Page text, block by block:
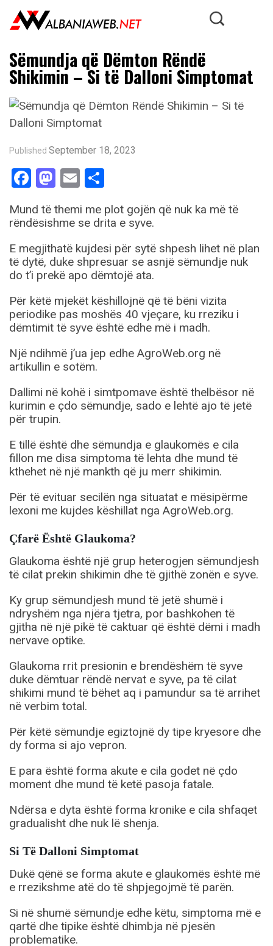
Sëmundja që Dëmton Rëndë
Shikimin – Si të Dalloni Simptomat
Published September 18, 2023
Facebook
Mastodon
Email
Mund të themi me plot gojën që nuk ka më të
rëndësishme se drita e syve.
E megjithatë kujdesi për sytë shpesh lihet në plan
të dytë, duke shpresuar se asnjë sëmundje nuk
do t’i prekë apo dëmtojë ata.
Për këtë mjekët këshillojnë që të bëni vizita
periodike pas moshës 40 vjeçare, ku rreziku i
dëmtimit të syve është edhe më i madh.
Një ndihmë j’ua jep edhe AgroWeb.org në
artikullin e sotëm.
Dallimi në kohë i simtpomave është thelbësor në
kurimin e çdo sëmundje, sado e lehtë ajo të jetë
për trupin.
E tillë është dhe sëmundja e glaukomës e cila
fillon me disa simptoma të lehta dhe mund të
kthehet në një mankth që ju merr shikimin.
Për të evituar secilën nga situatat e mësipërme
lexoni me kujdes këshillat nga AgroWeb.org.
Çfarë Është Glaukoma?
Glaukoma është një grup heterogjen sëmundjesh
të cilat prekin shikimin dhe të gjithë zonën e syve.
Ky grup sëmundjesh mund të jetë shumë i
ndryshëm nga njëra tjetra, por bashkohen të
gjitha në një pikë të caktuar që është dëmi i madh
nervave optike.
Glaukoma rrit presionin e brendëshëm të syve
duke dëmtuar rëndë nervat e syve, pa të cilat
shikimi mund të bëhet aq i pamundur sa të arrihet
në verbim total.
Për këtë sëmundje egiztojnë dy tipe kryesore dhe
dy forma si ajo vepron.
E para është forma akute e cila godet në çdo
moment dhe mund të ketë pasoja fatale.
Ndërsa e dyta është forma kronike e cila shfaqet
gradualisht dhe nuk lë shenja.
Si Të Dalloni Simptomat
Dukë qënë se forma akute e glaukomës është më
e rrezikshme atë do të shpjegojmë të parën.
Si në shumë sëmundje edhe këtu, simptoma më e
qartë dhe tipike është dhimbja në pjesën
problematike.